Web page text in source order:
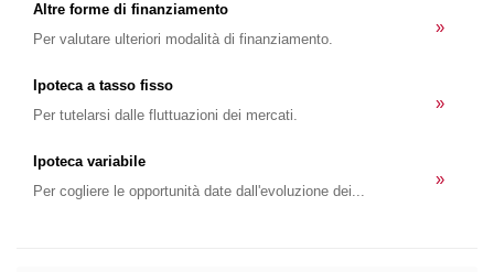
Altre forme di finanziamento
Per valutare ulteriori modalità di finanziamento.
»
Ipoteca a tasso fisso
Per tutelarsi dalle fluttuazioni dei mercati.
»
Ipoteca variabile
Per cogliere le opportunità date dall'evoluzione dei...
»